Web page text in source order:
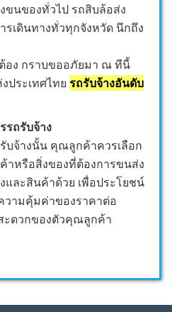
ขนของทั่วไป รถสิบล้อส่ง
เดินทางทั่วทุกจังหวัด นึกถึง
อง กราบขออภัยมา ณ ทีนี้
ประเทศไทย รถรับจ้างอันดับ
รถรับจ้าง
บจ้างนั้น คุณลูกค้าควรเลือก
าหรือสิ่งของที่ต้องการขนส่ง
ละสินค้าด้วย เพื่อประโยชน์
ามคุ้มค่าของราคาต่อ
ะดวกของตัวคุณลูกค้า